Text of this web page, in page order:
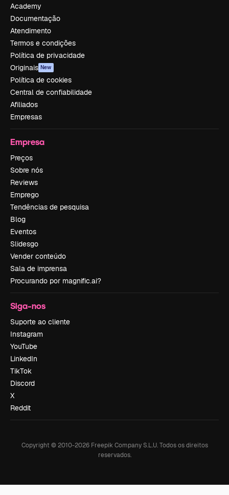
Academy
Documentação
Atendimento
Termos e condições
Política de privacidade
Originais New
Política de cookies
Central de confiabilidade
Afiliados
Empresas
Empresa
Preços
Sobre nós
Reviews
Emprego
Tendências de pesquisa
Blog
Eventos
Slidesgo
Vender conteúdo
Sala de imprensa
Procurando por magnific.ai?
Siga-nos
Suporte ao cliente
Instagram
YouTube
LinkedIn
TikTok
Discord
X
Reddit
Copyright © 2010-2026Freepik Company S.L.U. Todos os direitos
reservados.